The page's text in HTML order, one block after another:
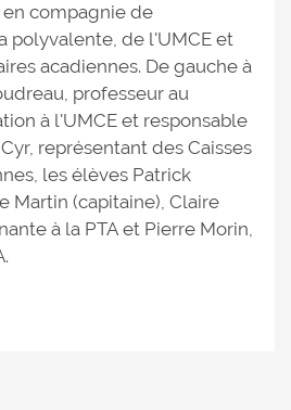
compagnie de
polyvalente, de l'UMCE et
acadiennes. De gauche à
professeur au
à l'UMCE et responsable
représentant des Caisses
les élèves Patrick
Martin (capitaine), Claire
à la PTA et Pierre Morin,